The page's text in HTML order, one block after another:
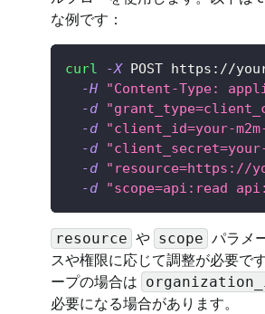
な例です：
curl -X POST https://
-H
"Content-Type:
-d
-d
"client_id=your-
-d
-d
"resource=https://
-d
"scope=api:read
resource や scope パラメ
スや権限に応じて調整が必要で
ープの場合は
必要になる場合があります。